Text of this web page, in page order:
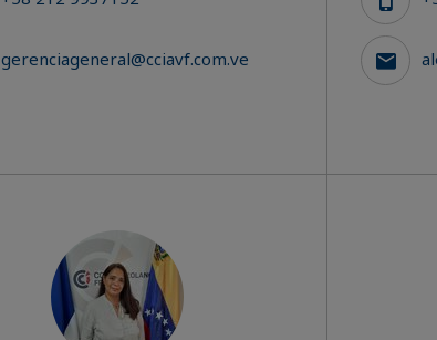
gerenciageneral@cciavf.com.ve